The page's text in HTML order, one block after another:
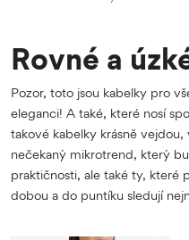
Rovné a
Pozor, toto jsou kabelky pro
eleganci! A také, které nosí
takové kabelky krásně
nečekaný mikrotrend, který
praktičnosti, ale také ty, které
dobou a do puntíku sledují